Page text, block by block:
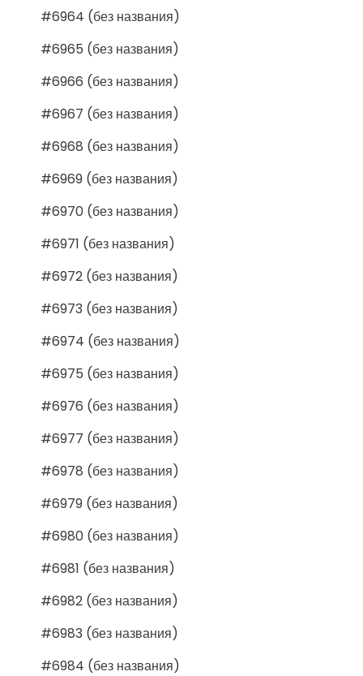
#6964 (без названия)
#6965 (без названия)
#6966 (без названия)
#6967 (без названия)
#6968 (без названия)
#6969 (без названия)
#6970 (без названия)
#6971 (без названия)
#6972 (без названия)
#6973 (без названия)
#6974 (без названия)
#6975 (без названия)
#6976 (без названия)
#6977 (без названия)
#6978 (без названия)
#6979 (без названия)
#6980 (без названия)
#6981 (без названия)
#6982 (без названия)
#6983 (без названия)
#6984 (без названия)